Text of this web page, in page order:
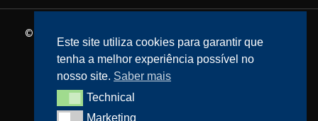
Este site utiliza cookies para garantir que
tenha a melhor experiência possível no
nosso site. Saber mais
TechnicalTechnical
Marketing
© 2026 - Fundação Cidade de Lisboa. Todos os direitos
reservados.
Website feito porBean Web Developer
Livro de Reclamações
Política de privacidade